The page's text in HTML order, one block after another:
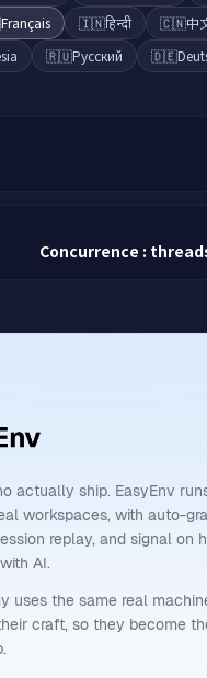
Français 🇮🇳हिन्दी 🇨🇳中
🇷🇺Русский 🇩🇪
Concurrence :
actually ship. EasyEnv
workspaces, with auto-
replay, and signal on
AI.
uses the same real
craft, so they become